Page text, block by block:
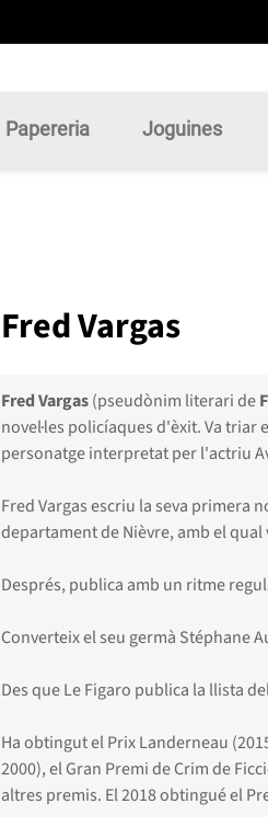
Papereria Joguines
Fred Vargas
Fred Vargas(pseudònim literari de
novel·les policíaques d'èxit. Va triar
personatge interpretat per l'actriu
Fred Vargas escriu la seva primera
departament de Nièvre, amb el qual
Després, publica amb un ritme
Converteix el seu germà Stéphane
Des que Le Figaro publica la llista
Ha obtingut el Prix Landerneau
2000), el Gran Premi de Crim de
altres premis. El 2018 obtingué el